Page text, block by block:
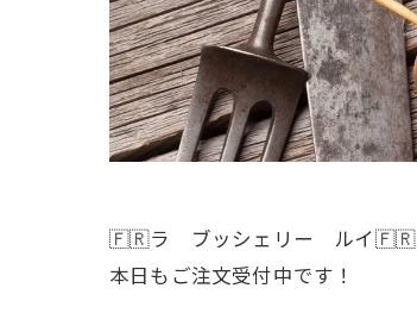
🇫🇷ラ ブッシェリー ルイ🇫🇷
本日もご注文受付中です！